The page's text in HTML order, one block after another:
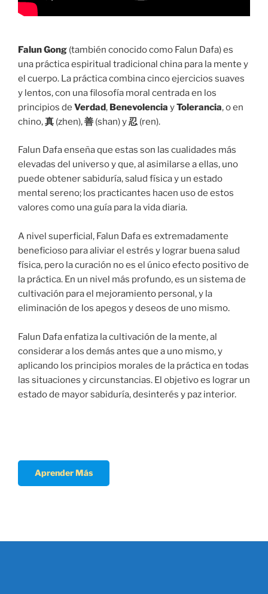
Falun Gong (también conocido como Falun Dafa) es
una práctica espiritual tradicional china para la mente y
el cuerpo. La práctica combina cinco ejercicios suaves
y lentos, con una filosofía moral centrada en los
principios de Verdad, Benevolencia yTolerancia, o en
chino,真 (zhen),善 (shan) y忍 (ren).
Falun Dafa enseña que estas son las cualidades más
elevadas del universo y que, al asimilarse a ellas, uno
puede obtener sabiduría, salud física y un estado
mental sereno; los practicantes hacen uso de estos
valores como una guía para la vida diaria.
A nivel superficial, Falun Dafa es extremadamente
beneficioso para aliviar el estrés y lograr buena salud
física, pero la curación no es el único efecto positivo de
la práctica. En un nivel más profundo, es un sistema de
cultivación para el mejoramiento personal, y la
eliminación de los apegos y deseos de uno mismo.
Falun Dafa enfatiza la cultivación de la mente, al
considerar a los demás antes que a uno mismo, y
aplicando los principios morales de la práctica en todas
las situaciones y circunstancias. El objetivo es lograr un
estado de mayor sabiduría, desinterés y paz interior.
Aprender Más